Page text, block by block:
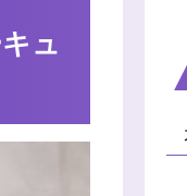
ュ